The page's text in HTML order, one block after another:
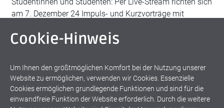
am 7. Dezember 24 Impuls- und Kurzvorträge mit
Menschen, die sich mit ihrer zukünftigen Berufstätigkeit
Existenzgründung im Bereich Nachhaltigkeit,
Klimaschutz und Energiewende.
Cookie-Hinweis
Um Ihnen den größtmöglichen Komfort bei der Nutzung unserer
Website zu ermöglichen, verwenden wir Cookies. Essenzielle
Cookies ermöglichen grundlegende Funktionen und sind für die
einwandfreie Funktion der Website erforderlich. Durch die weitere